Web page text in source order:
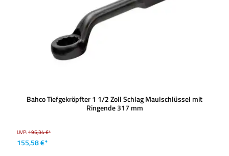
Bahco Tiefgekröpfter 1 1/2 Zoll Schlag Maulschlüssel mit
Ringende 317 mm
UVP:195,34 €*
155,58 €*